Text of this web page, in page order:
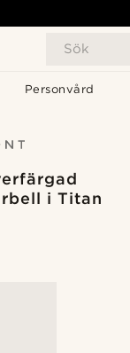
Sök
Personvård
i Titan